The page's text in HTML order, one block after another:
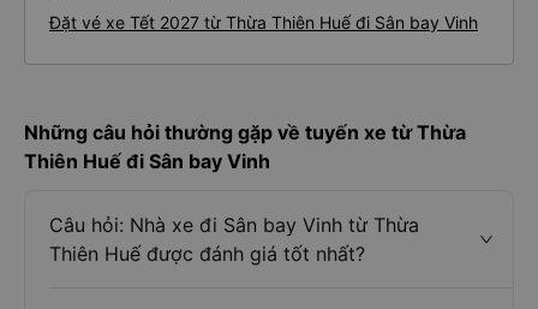
Đặt vé xe Tết 2027 từ Thừa Thiên Huế đi Sân bay Vinh
Những câu hỏi thường gặp về tuyến xe từ Thừa
Thiên Huế đi Sân bay Vinh
Câu hỏi: Nhà xe đi Sân bay Vinh từ Thừa
Thiên Huế được đánh giá tốt nhất?